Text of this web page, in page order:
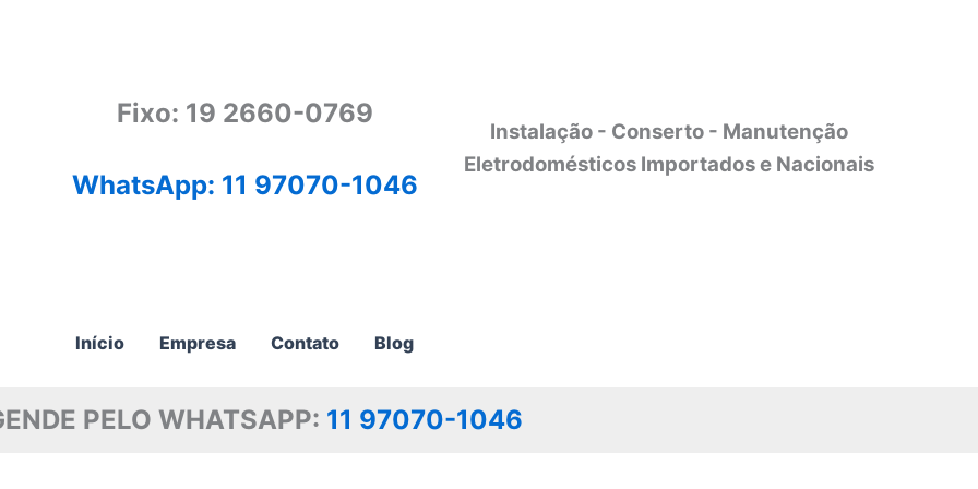
Fixo: 19 2660-0769
WhatsApp: 11 97070-1046
Instalação - Conserto - Manutenção
Eletrodomésticos Importados e Nacionais
Início Empresa Contato Blog
PELO WHATSAPP: 11 97070-1046